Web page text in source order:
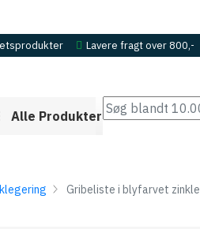
Lavere fragt over 800,-
Alle Produkter
Gribeliste i blyfarvet